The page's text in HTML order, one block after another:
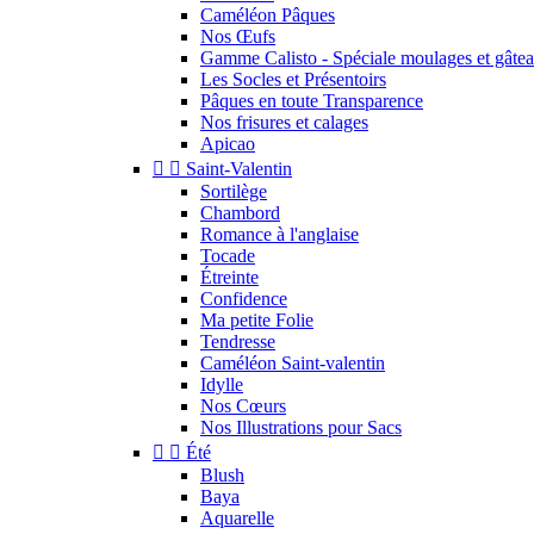
Caméléon Pâques
Nos Œufs
Gamme Calisto - Spéciale moulages et
Les Socles et Présentoirs
Pâques en toute Transparence
Nos frisures et calages
Apicao
  Saint-Valentin
Sortilège
Chambord
Romance à l'anglaise
Tocade
Étreinte
Confidence
Ma petite Folie
Tendresse
Caméléon Saint-valentin
Idylle
Nos Cœurs
Nos Illustrations pour Sacs
  Été
Blush
Baya
Aquarelle